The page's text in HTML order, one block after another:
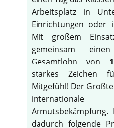
Arbeitsplatz in
Einrichtungen oder
Mit großem
gemeinsam einen
Gesamtlohn von
starkes Zeichen
Mitgefühl! Der
Armutsbekämpfung.
dadurch folgende